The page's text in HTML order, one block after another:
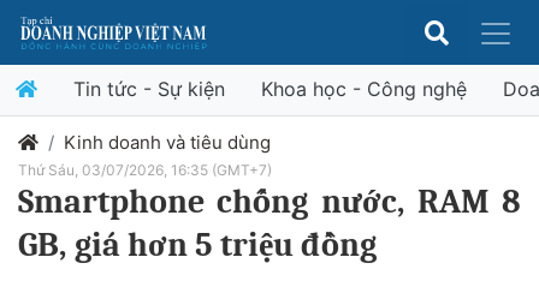
Tin tức - Sự kiện Khoa học - Công nghệ
Kinh doanh và tiêu dùng
Thứ Sáu, 03/07/2026, 16:35 (GMT+7)
Smartphone chống nước, RAM 8
GB, giá hơn 5 triệu đồng